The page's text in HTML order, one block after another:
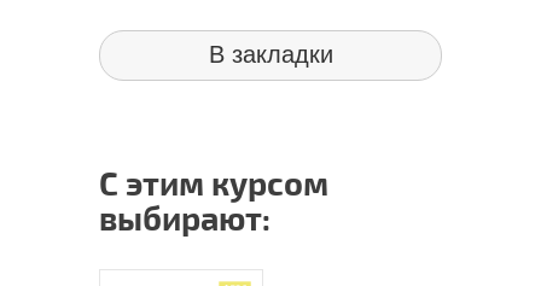
В закладки
С этим курсом
выбирают: